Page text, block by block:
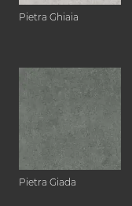
Pietra Ghiaia
Pietra Giada